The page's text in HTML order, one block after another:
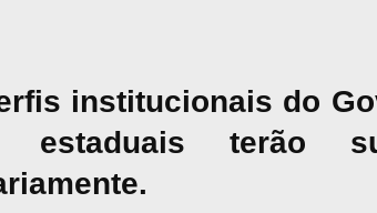
institucionais do
terão